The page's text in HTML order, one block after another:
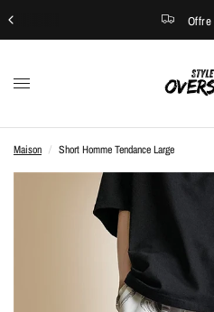
Maison / Short Homme Tendance Large